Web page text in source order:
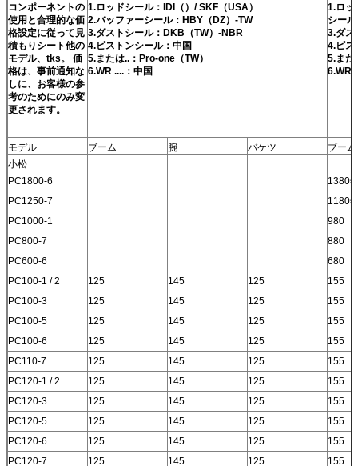
コンポーネントの
使用と合理的な価
格設定に従って見
積もりシート他の
モデル、tks。
価
格は、事前通知な
しに、お客様の参
考のためにのみ変
更されます。
1.ロッドシール：IDI（）/ SKF（USA）
2.バッファーシール：HBY（DZ）-TW
3.ダストシール：DKB（TW）-NBR
4.ピストンシール：中国
5.または..：Pro-one（TW）
6.WR ....：中国
1.ロッ
シー
3.ダス
4.ピス
5.また
6.WR
モデル ブーム 腕 バケツ
ブーム
小松
PC1800-6
1380
PC1250-7
1180
PC1000-1
980
PC800-7
880
PC600-6
680
PC100-1 / 2
125 145 125
155
PC100-3
125 145 125
155
PC100-5
125 145 125
155
PC100-6
125 145 125
155
PC110-7
125 145 125
155
PC120-1 / 2
125 145 125
155
PC120-3
125 145 125
155
PC120-5
125 145 125
155
PC120-6
125 145 125
155
PC120-7
125 145 125 155